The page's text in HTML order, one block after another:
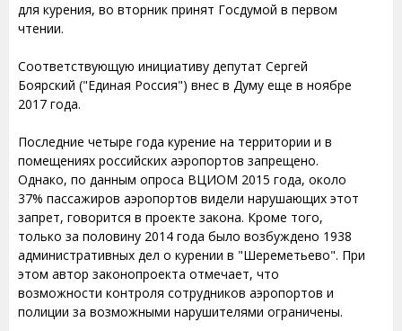
для курения, во вторник принят Госдумой в первом
чтении.
Соответствующую инициативу депутат Сергей
Боярский ("Единая Россия") внес в Думу еще в ноябре
2017 года.
Последние четыре года курение на территории и в
помещениях российских аэропортов запрещено.
Однако, по данным опроса ВЦИОМ 2015 года, около
37% пассажиров аэропортов видели нарушающих этот
запрет, говорится в проекте закона. Кроме того,
только за половину 2014 года было возбуждено 1938
административных дел о курении в "Шереметьево". При
этом автор законопроекта отмечает, что
возможности контроля сотрудников аэропортов и
полиции за возможными нарушителями ограничены.